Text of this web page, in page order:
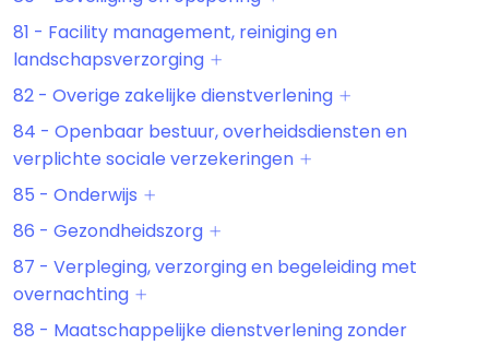
81 - Facility management, reiniging en
landschapsverzorging
82 - Overige zakelijke dienstverlening
84 - Openbaar bestuur, overheidsdiensten en
verplichte sociale verzekeringen
85 - Onderwijs
86 - Gezondheidszorg
87 - Verpleging, verzorging en begeleiding met
overnachting
88 - Maatschappelijke dienstverlening zonder